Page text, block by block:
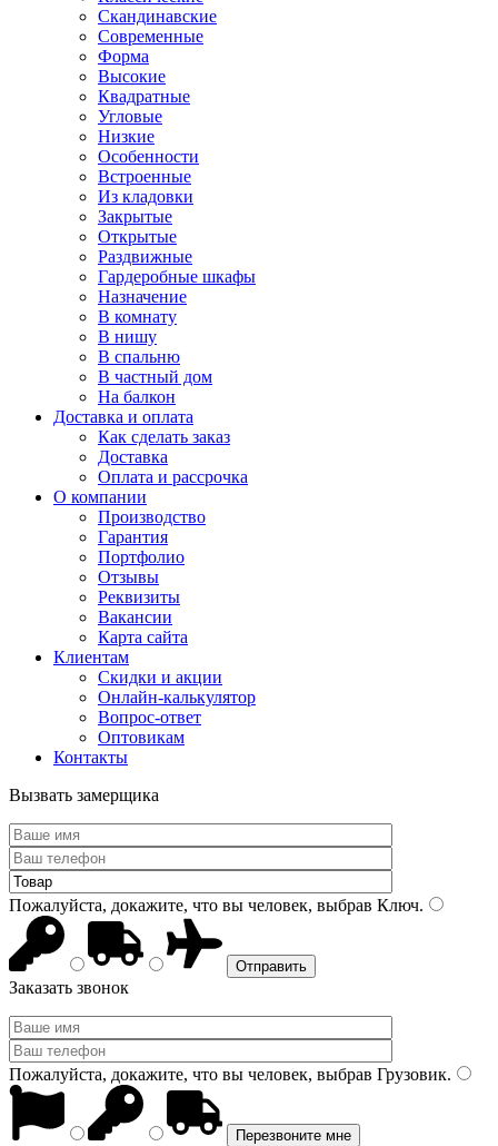
Скандинавские
Современные
Форма
Высокие
Квадратные
Угловые
Низкие
Особенности
Встроенные
Из кладовки
Закрытые
Открытые
Раздвижные
Гардеробные шкафы
Назначение
В комнату
В нишу
В спальню
В частный дом
На балкон
Доставка и оплата
Как сделать заказ
Доставка
Оплата и рассрочка
О компании
Производство
Гарантия
Портфолио
Отзывы
Реквизиты
Вакансии
Карта сайта
Клиентам
Скидки и акции
Онлайн-калькулятор
Вопрос-ответ
Оптовикам
Контакты
Вызвать замерщика
Пожалуйста, докажите, что вы человек, выбрав Ключ.
Заказать звонок
Пожалуйста, докажите, что вы человек, выбрав Грузовик.